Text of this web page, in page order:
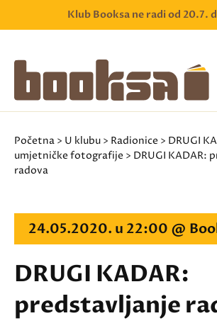
Klub Booksa ne radi od 20.7.
Početna > U klubu > Radionice > DRUGI
umjetničke fotografije > DRUGI KADAR:
radova
24.05.2020. u 22:00 @
DRUGI KADAR:
predstavljanje